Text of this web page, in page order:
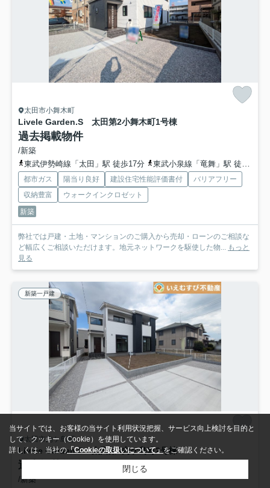
太田市小舞木町
Livele Garden.S 太田第2小舞木町1号棟
過去掲載物件
/新築
東武伊勢崎線「太田」駅 徒歩17分
東武小泉線「竜舞」駅 徒歩31分
都市ガス 陽当り良好 建設住宅性能評価書付
バリアフリー
収納豊富
ウォークインクロゼット
新築
弊社では戸建・土地・マンションのご購入から売却・ローンのご相談な
ど幅広くご相談いただけます。地元ネットワークを駆使した物...
もっと
見る
新築一戸建
太田市内ケ島町
Livele Garden.S 太田第8内ケ島町2号棟
過去掲載物件
/新築
当サイトでは、お客様の当サイト利用状況把握、サービス向上検討を目的と
して、クッキー（Cookie）を使用しています。
詳しくは、当社の「Cookieの取扱いについて」をご確認ください。
閉じる